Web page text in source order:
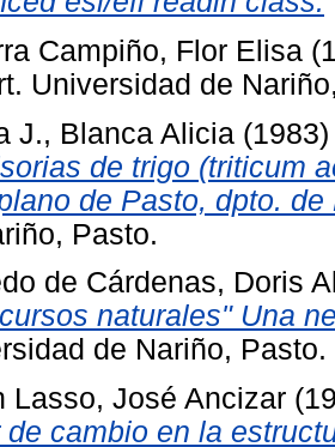
Campiño, Flor Elisa
Universidad de
J., Blanca Alicia
de trigo (triticum
de Pasto, dpto. de
Pasto.
de Cárdenas, Doris
naturales" Una
de Nariño, Pasto.
Lasso, José Ancizar
de cambio en la